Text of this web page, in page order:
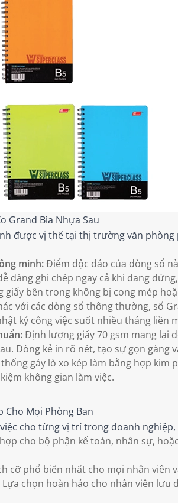
Grand Bìa Nhựa Sau
được vị thế tại thị trường văn
minh:Điểm độc đáo của dòng sổ
dàng ghi chép ngay cả khi đang
giấy bên trong không bị cong mép
với các dòng sổ thông thường, sổ
ký công việc suốt nhiều tháng liền
Định lượng giấy 70 gsm mang lại
Dòng kẻ in rõ nét, tạo sự gọn gàng
thống gáy lò xo kép làm bằng hợp kim
không gian làm việc.
Cho Mọi Phòng Ban
cho từng vị trí trong doanh
cho bộ phận kế toán, nhân sự,
cỡ phổ biến nhất cho mọi nhân viên
Lựa chọn hoàn hảo cho nhân viên lưu